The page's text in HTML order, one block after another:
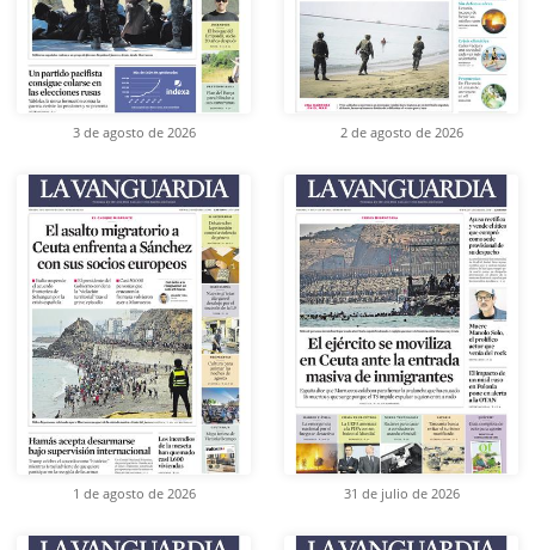
3 de agosto de 2026 2 de agosto de 2026
1 de agosto de 2026 31 de julio de 2026